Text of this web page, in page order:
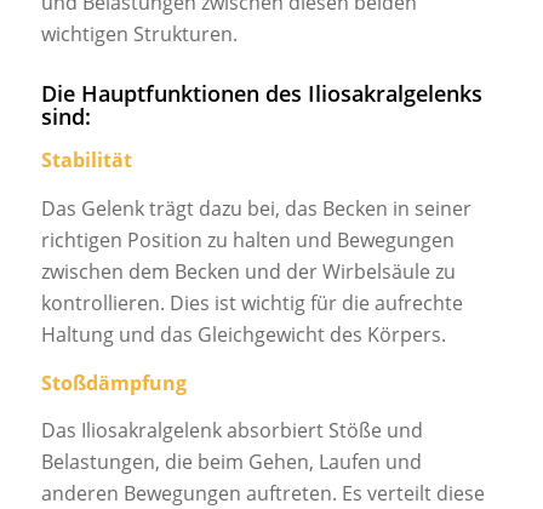
wichtigen Strukturen.
Die Hauptfunktionen des Iliosakralgelenks
sind:
Stabilität
Das Gelenk trägt dazu bei, das Becken in seiner
richtigen Position zu halten und Bewegungen
zwischen dem Becken und der Wirbelsäule zu
kontrollieren. Dies ist wichtig für die aufrechte
Haltung und das Gleichgewicht des Körpers.
Stoßdämpfung
Das Iliosakralgelenk absorbiert Stöße und
Belastungen, die beim Gehen, Laufen und
anderen Bewegungen auftreten. Es verteilt diese